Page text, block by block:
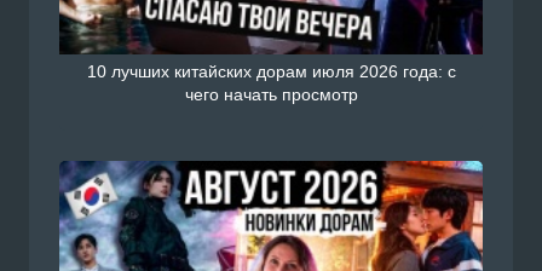
10 лучших китайских дорам июля 2026 года: с
чего начать просмотр